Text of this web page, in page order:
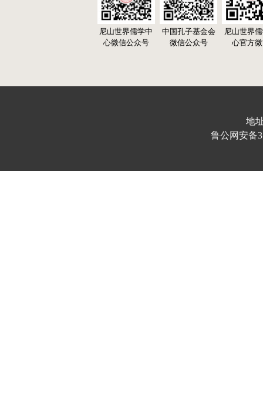
尼山世界儒学中
心微信公众号
中国孔子基金会
微信公众号
尼山世界
心官方
地
鲁公网安备